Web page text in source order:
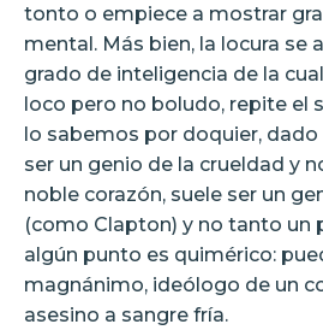
tonto o empiece a mostrar
mental. Más bien, la locura se
grado de inteligencia de la
loco pero no boludo, repite el
lo sabemos por doquier, dado
ser un genio de la crueldad y
noble corazón, suele ser un
(como Clapton) y no tanto un
algún punto es quimérico:
magnánimo, ideólogo de un
asesino a sangre fría.